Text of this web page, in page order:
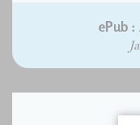
ePub :